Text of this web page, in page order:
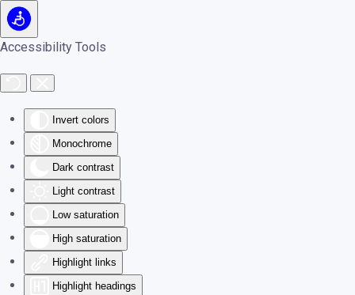
Accessibility Tools
Invert colors
Monochrome
Dark contrast
Light contrast
Low saturation
High saturation
Highlight links
Highlight headings
Skip to main content